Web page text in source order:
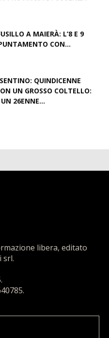
A MAIERÀ: L’8 E 9
CON...
QUINDICENNE
UN GROSSO COLTELLO:
26ENNE...
libera, editato
srl.